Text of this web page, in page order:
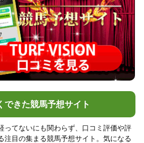
できた競馬予想サイト
ってないにも関わらず、口コミ評価や評
注目の集まる競馬予想サイト。気になる